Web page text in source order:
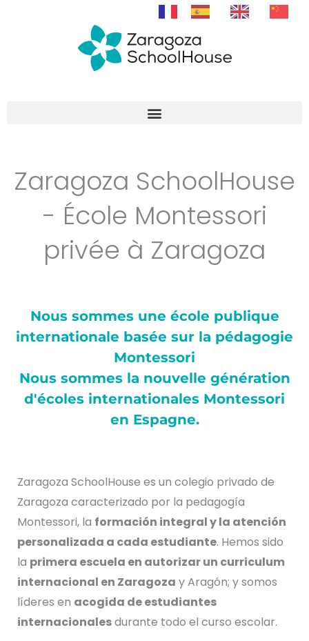
Zaragoza SchoolHouse
- École Montessori
privée à Zaragoza
Nous sommes une école publique
internationale basée sur la pédagogie
Montessori
Nous sommes la nouvelle génération
d'écoles internationales Montessori
en Espagne.
Zaragoza SchoolHouse es un colegio privado de
Zaragoza caracterizado por la pedagogía
Montessori, la formación integral y la atención
personalizada a cada estudiante. Hemos sido
la primera escuela en autorizar un curriculum
internacional en Zaragoza y Aragón; y somos
líderes en acogida de estudiantes
internacionalesdurante todo el curso escolar.